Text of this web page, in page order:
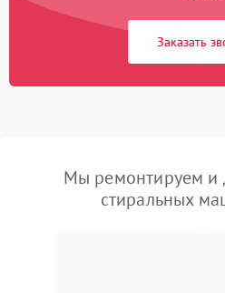
Заказать
Мы ремонтируем и
стиральных